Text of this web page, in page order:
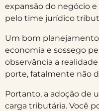
expansão do negócio
pelo time jurídico
Um bom planejamento
economia e sossego
observância a
porte, fatalmente não
Portanto, a adoção de
carga tributária. Você